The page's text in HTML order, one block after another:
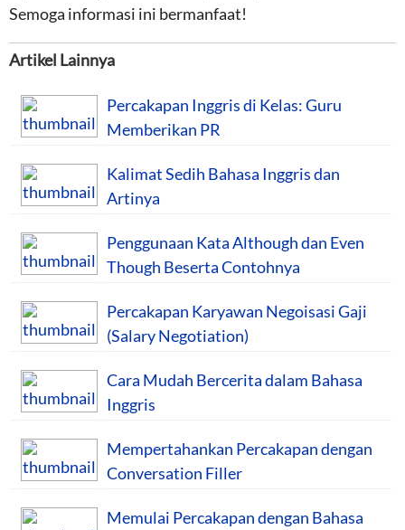
Semoga informasi ini bermanfaat!
Artikel Lainnya
Percakapan Inggris di Kelas: Guru
Memberikan PR
Kalimat Sedih Bahasa Inggris dan
Artinya
Penggunaan Kata Although dan Even
Though Beserta Contohnya
Percakapan Karyawan Negoisasi Gaji
(Salary Negotiation)
Cara Mudah Bercerita dalam Bahasa
Inggris
Mempertahankan Percakapan dengan
Conversation Filler
Memulai Percakapan dengan Bahasa